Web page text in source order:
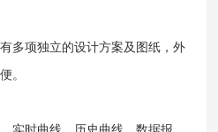
多项独立的设计方案及图纸，外
。